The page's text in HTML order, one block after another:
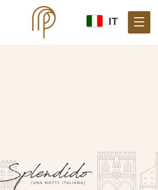
IT